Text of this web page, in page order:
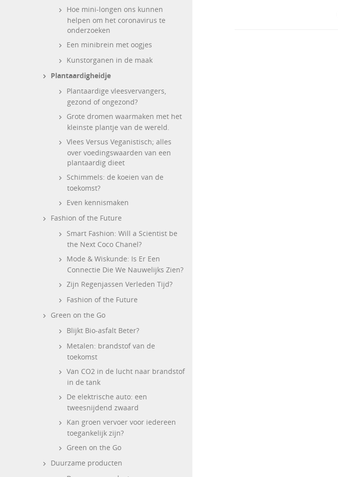
Hoe mini-longen ons kunnen
helpen om het coronavirus te
onderzoeken
Een minibrein met oogjes
Kunstorganen in de maak
Plantaardigheidje
Plantaardige vleesvervangers,
gezond of ongezond?
Grote dromen waarmaken met het
kleinste plantje van de wereld.
Vlees Versus Veganistisch; alles
over voedingswaarden van een
plantaardig dieet
Schimmels: de koeien van de
toekomst?
Even kennismaken
Fashion of the Future
Smart Fashion: Will a Scientist be
the Next Coco Chanel?
Mode & Wiskunde: Is Er Een
Connectie Die We Nauwelijks Zien?
Zijn Regenjassen Verleden Tijd?
Fashion of the Future
Green on the Go
Blijkt Bio-asfalt Beter?
Metalen: brandstof van de
toekomst
Van CO2 in de lucht naar brandstof
in de tank
De elektrische auto: een
tweesnijdend zwaard
Kan groen vervoer voor iedereen
toegankelijk zijn?
Green on the Go
Duurzame producten